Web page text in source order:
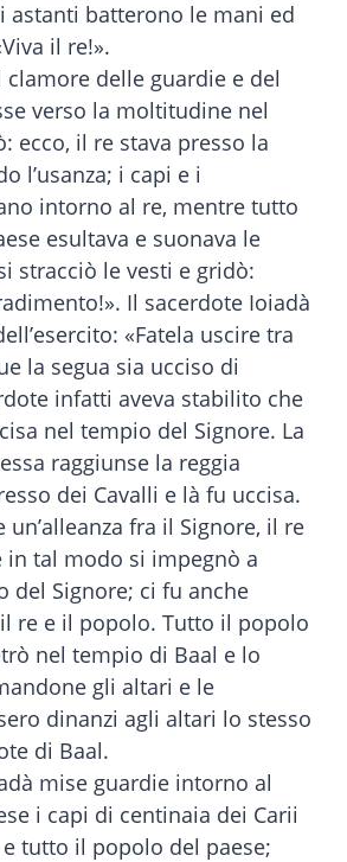
astanti batterono le mani ed
il re!».
delle guardie e del
verso la moltitudine nel
ecco, il re stava presso la
l’usanza; i capi e i
intorno al re, mentre tutto
esultava e suonava le
stracciò le vesti e gridò:
Il sacerdote Ioiadà
«Fatela uscire tra
la segua sia ucciso di
infatti aveva stabilito che
nel tempio del Signore. La
raggiunse la reggia
dei Cavalli e là fu uccisa.
un’alleanza fra il Signore, il re
in tal modo si impegnò a
del Signore; ci fu anche
il re e il popolo. Tutto il popolo
nel tempio di Baal e lo
gli altari e le
dinanzi agli altari lo stesso
di Baal.
mise guardie intorno al
i capi di centinaia dei Carii
tutto il popolo del paese;